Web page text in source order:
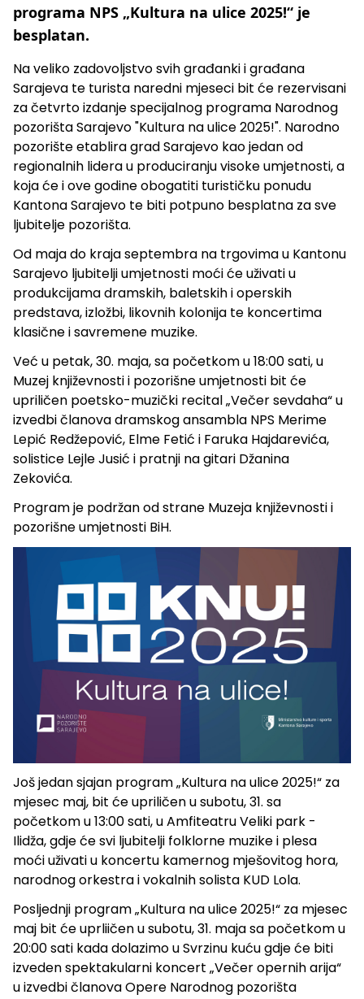
programa NPS „Kultura na ulice 2025!“ je
besplatan.
Na veliko zadovoljstvo svih građanki i građana
Sarajeva te turista naredni mjeseci bit će rezervisani
za četvrto izdanje specijalnog programa Narodnog
pozorišta Sarajevo "Kultura na ulice 2025!". Narodno
pozorište etablira grad Sarajevo kao jedan od
regionalnih lidera u produciranju visoke umjetnosti, a
koja će i ove godine obogatiti turističku ponudu
Kantona Sarajevo te biti potpuno besplatna za sve
ljubitelje pozorišta.
Od maja do kraja septembra na trgovima u Kantonu
Sarajevo ljubitelji umjetnosti moći će uživati u
produkcijama dramskih, baletskih i operskih
predstava, izložbi, likovnih kolonija te koncertima
klasične i savremene muzike.
Već u petak, 30. maja, sa početkom u 18:00 sati, u
Muzej književnosti i pozorišne umjetnosti bit će
upriličen poetsko-muzički recital „Večer sevdaha“ u
izvedbi članova dramskog ansambla NPS Merime
Lepić Redžepović, Elme Fetić i Faruka Hajdarevića,
solistice Lejle Jusić i pratnji na gitari Džanina
Zekovića.
Program je podržan od strane Muzeja književnosti i
pozorišne umjetnosti BiH.
Još jedan sjajan program „Kultura na ulice 2025!“ za
mjesec maj, bit će upriličen u subotu, 31. sa
početkom u 13:00 sati, u Amfiteatru Veliki park -
Ilidža, gdje će svi ljubitelji folklorne muzike i plesa
moći uživati u koncertu kamernog mješovitog hora,
narodnog orkestra i vokalnih solista KUD Lola.
Posljednji program „Kultura na ulice 2025!“ za mjesec
maj bit će uprliičen u subotu, 31. maja sa početkom u
20:00 sati kada dolazimo u Svrzinu kuću gdje će biti
izveden spektakularni koncert „Večer opernih arija“
u izvedbi članova Opere Narodnog pozorišta